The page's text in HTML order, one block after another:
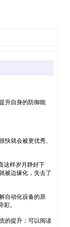
升自身的防御能
就会被更优秀、
这样岁月静好下
被边缘化，失去了
自动化设备的原
。
的提升；可以阅读